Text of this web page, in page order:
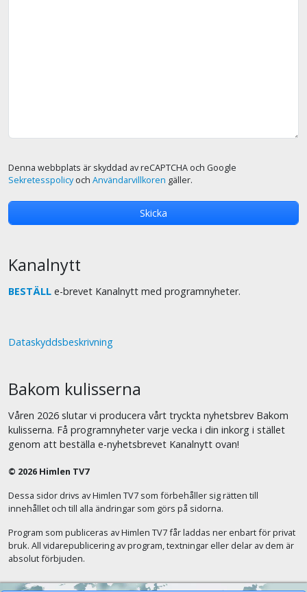
Denna webbplats är skyddad av reCAPTCHA och Google
Sekretesspolicyoch Användarvillkoren gäller.
Kanalnytt
BESTÄLL e-brevet Kanalnytt med programnyheter.
Dataskyddsbeskrivning
Bakom kulisserna
Våren 2026 slutar vi producera vårt tryckta nyhetsbrev Bakom
kulisserna. Få programnyheter varje vecka i din inkorg i stället
genom att beställa e-nyhetsbrevet Kanalnytt ovan!
© 2026 Himlen TV7
Dessa sidor drivs av Himlen TV7 som förbehåller sig rätten till
innehållet och till alla ändringar som görs på sidorna.
Program som publiceras av Himlen TV7 får laddas ner enbart för privat
bruk. All vidarepublicering av program, textningar eller delar av dem är
absolut förbjuden.